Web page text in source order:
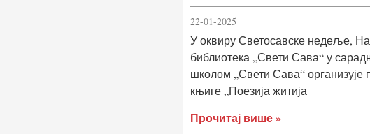
22-01-2025
У оквиру Светосавске недеље,
библиотека „Свети Сава“ у
школом „Свети Сава“
књиге „Поезија житија
Прочитај више »